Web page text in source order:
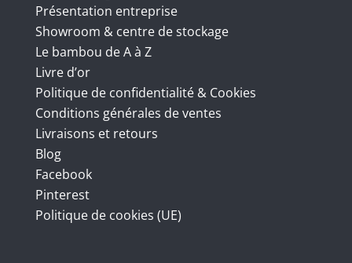
Présentation entreprise
Showroom & centre de stockage
Le bambou de A à Z
Livre d’or
Politique de confidentialité & Cookies
Conditions générales de ventes
Livraisons et retours
Blog
Facebook
Pinterest
Politique de cookies (UE)